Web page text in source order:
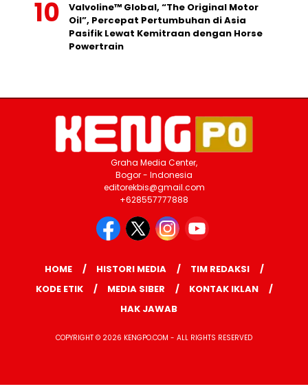
Valvoline™ Global, “The Original Motor
Oil”, Percepat Pertumbuhan di Asia
Pasifik Lewat Kemitraan dengan Horse
Powertrain
Graha Media Center,
Bogor - Indonesia
editorekbis@gmail.com
+628557777888
HOME HISTORI MEDIA
TIM REDAKSI
KODE ETIK
MEDIA SIBER
KONTAK IKLAN
HAK JAWAB
COPYRIGHT © 2026 KENGPO.COM - ALL RIGHTS RESERVED